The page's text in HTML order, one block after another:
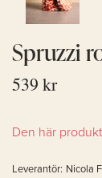
Spruzzi
539 kr
Den här
Leverantör: Nicola